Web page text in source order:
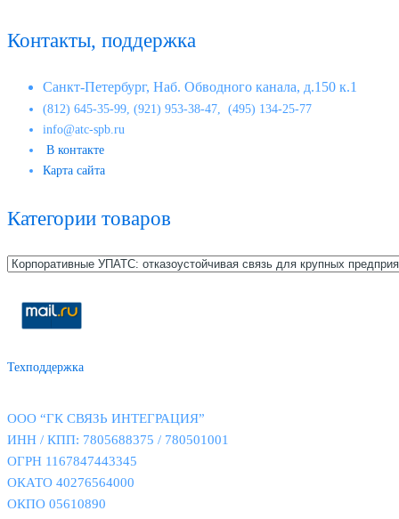
Контакты, поддержка
Санкт-Петербург, Наб. Обводного канала, д.150 к.1
(812) 645-35-99, (921) 953-38-47, (495) 134-25-77
info@atc-spb.ru
В контакте
Карта сайта
Категории товаров
Техподдержка
ООО “ГК СВЯЗЬ ИНТЕГРАЦИЯ”
ИНН / КПП: 7805688375 / 780501001
ОГРН 1167847443345
ОКАТО 40276564000
ОКПО 05610890